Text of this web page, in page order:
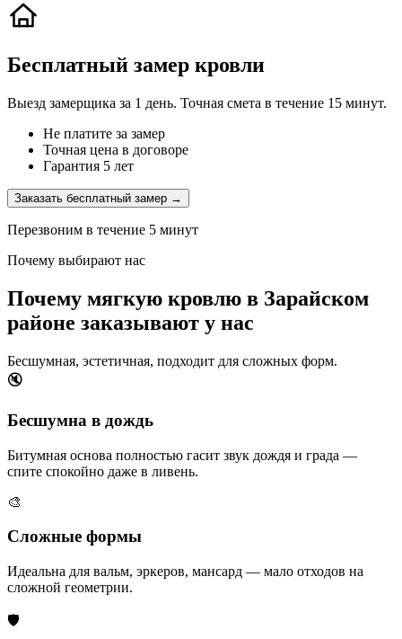
Бесплатный замер кровли
Выезд замерщика за 1 день. Точная смета в течение 15 минут.
Не платите за замер
Точная цена в договоре
Гарантия 5 лет
Заказать бесплатный замер →
Перезвоним в течение 5 минут
Почему выбирают нас
Почему мягкую кровлю в Зарайском
районе заказывают у нас
Бесшумная, эстетичная, подходит для сложных форм.
🔇
Бесшумна в дождь
Битумная основа полностью гасит звук дождя и града —
спите спокойно даже в ливень.
🎨
Сложные формы
Идеальна для вальм, эркеров, мансард — мало отходов на
сложной геометрии.
🛡️